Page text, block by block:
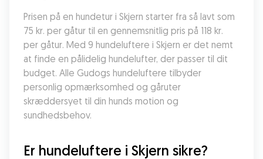
Prisen på en hundetur i Skjern starter fra så lavt som
75 kr. per gåtur til en gennemsnitlig pris på 118 kr.
per gåtur. Med 9 hundeluftere i Skjern er det nemt
at finde en pålidelig hundelufter, der passer til dit
budget. Alle Gudogs hundeluftere tilbyder
personlig opmærksomhed og gåruter
skræddersyet til din hunds motion og
sundhedsbehov.
Er hundeluftere i Skjern sikre?